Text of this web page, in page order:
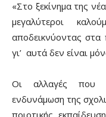
«Στο ξεκίνημα της
μεγαλύτεροι
αποδεικνύοντας στα
γι’ αυτά δεν είναι
Οι αλλαγές που
ενδυνάμωση της